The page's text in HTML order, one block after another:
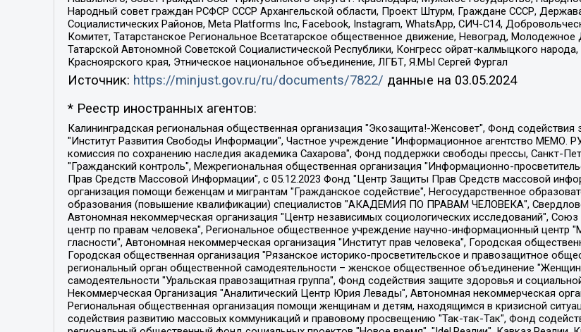
Народный совет граждан РСФСР СССР Архангельской области, Проект Штурм, Граждане СССР,
Социалистических Районов, Meta Platforms Inc, Facebook, Instagram, WhatsApp, СИЧ-С14,
Комитет, Татарстанское Региональное Всетатарское общественное движение, Невоград,
Татарской Автономной Советской Социалистической Республики, Конгресс ойрат-калмыцкого
Красноярского края, Этническое национальное объединение, ЛГБТ, Я.МЫ Сергей Фургал
Источник: https://minjust.gov.ru/ru/documents/7822/ данные на 03.05.2024
* Реестр иностранных агентов:
Калининградская региональная общественная организация "Экозащита!-Женсовет", Фонд содействия защите прав и свобод граждан "Общественный вердикт", Фонд "Институт Развития Свободы Информации", Частное учреждение "Информационное агентство МЕМО. РУ", Региональная общественная организация "Общественная комиссия по сохранению наследия академика Сахарова", Фонд поддержки свободы прессы, Санкт-Петербургская общественная правозащитная организация "Гражданский контроль", Межрегиональная общественная организация "Информационно-просветительский центр "Мемориал", Региональный Фонд "Центр Защиты Прав Средств Массовой Информации", с 05.12.2023 Фонд "Центр Защиты Прав Средств массовой информации", Региональная общественная благотворительная организация помощи беженцам и мигрантам "Гражданское содействие", Негосударственное образовательное учреждение дополнительного профессионального образования (повышение квалификации) специалистов "АКАДЕМИЯ ПО ПРАВАМ ЧЕЛОВЕКА", Свердловская региональная общественная организация "Сутяжник", Автономная некоммерческая организация "Центр независимых социологических исследований", Союз общественных объединений "Российский исследовательский центр по правам человека", Региональное общественное учреждение научно-информационный центр "МЕМОРИАЛ", Некоммерческая организация "Фонд защиты гласности", Автономная некоммерческая организация "Институт прав человека", Городская общественная организация "Екатеринбургское общество "МЕМОРИАЛ", Городская общественная организация "Рязанское историко-просветительское и правозащитное общество "Мемориал" (Рязанский Мемориал), Челябинский региональный орган общественной самодеятельности – женское общественное объединение "Женщины Евразии", Челябинский региональный орган общественной самодеятельности "Уральская правозащитная группа", Фонд содействия защите здоровья и социальной справедливости имени Андрея Рылькова, Автономная Некоммерческая Организация "Аналитический Центр Юрия Левады", Автономная некоммерческая организация социальной поддержки населения "Проект Апрель", Региональная общественная организация помощи женщинам и детям, находящимся в кризисной ситуации "Информационно-методический центр "Анна", Фонд содействия развитию массовых коммуникаций и правовому просвещению "Так-так-Так", Фонд содействия устойчивому развитию "Серебряная тайга", Свердловский региональный общественный фонд социальных проектов "Новое время", "Idel.Реалии", Кавказ.Реалии, Крым.Реалии, Телеканал Настоящее Время, Татаро-башкирская служба Радио Свобода (Azatliq Radiosi), Радио Свободная Европа/Радио Свобода (PCE/PC), "Сибирь.Реалии", "Фактограф", Благотворительный фонд помощи осужденным и их семьям, Автономная некоммерческая организация "Институт глобализации и социальных движений", Фонд "В защиту прав заключенных", Частное учреждение "Центр поддержки и содействия развитию средств массовой информации", Пензенский региональный общественный благотворительный фонд "Гражданский союз", "Север.Реалии", Некоммерческая организация Фонд "Правовая инициатива", Общество с ограниченной ответственностью "Радио Свободная Европа/Радио Свобода", Чешское информационное агентство "MEDIUM-ORIENT", Красноярская региональная общественная организация "Мы против СПИДа", Камалягин Денис Николаевич, Маркелов Сергей Евгеньевич, Пономарев Лев Александрович, Савицкая Людмила Алексеевна, Автономная некоммерческая организация "Центр по работе с проблемой насилия "НАСИЛИЮ.НЕТ", Межрегиональный профессиональный союз работников здравоохранения "Альянс врачей", Юридическое лицо, зарегистрированное в Латвийской Республике, SIA "Medusa Project" (регистрационный номер 40103797863, дата регистрации 10.06.2014), Некоммерческая организация "Фонд по борьбе с коррупцией", Автономная некоммерческая организация "Институт права и публичной политики", Баданин Роман Сергеевич, Гликин Максим Александрович, Железнова Мария Михайловна, Лукьянова Юлия Сергеевна, Маетная Елизавета Витальевна, Маняхин Петр Борисович, Чуракова Ольга Владимировна, Ярош Юлия Петровна, Юридическое лицо "The Insider SIA", зарегистрированное в Риге, Латвийская Республика (дата регистрации 26.06.2015), являющееся администратором доменного имени интернет-издания "The Insider SIA", https://theins.ru, Постернак Алексей Евгеньевич, Рубин Михаил Аркадьевич, Анин Роман Александрович, Юридическое лицо Istories fonds, зарегистрированное в Латвийской Республике (регистрационный номер 50008295751, дата регистрации 24.02.2020), Великовский Дмитрий Александрович, Долинина Ирина Николаевна, Мароховская Алеся Алексеевна, Шлейнов Роман Юрьевич, Шмагун Олеся Валентиновна, Общество с ограниченной ответственностью "Альтаир 2021", Общество с ограниченной ответственностью "Вега 2021", Общество с ограниченной ответственностью "Главный редактор 2021", Общество с ограниченной ответственностью "Ромашки монолит", Важенков Артем Валерьевич, Ивановская областная общественная организация "Центр гендерных исследований", Гурман Юрий Альбертович, Медиапроект "ОВД-Инфо", Егоров Владимир Владимирович, Жилинский Владимир Александрович, Общество с ограниченной ответственностью "ЗП", Иванова София Юрьевна, Карезина Инна Павловна, Кильтау Екатерина Викторовна, Петров Алексей Викторович, Пискунов Сергей Евгеньевич, Смирнов Сергей Сергеевич, Тихонов Михаил Сергеевич, Общество с ограниченной ответственностью "ЖУРНАЛИСТ-ИНОСТРАННЫЙ АГЕНТ", Арапова Галина Юрьевна, Вольтская Татьяна Анатольевна, Американская компания "Mason G.E.S. Anonymous Foundation" (США), являющаяся владельцем интернет-издания https://mnews.world/, Компания "Stichting Bellingcat", зарегистрированная в Нидерландах (дата регистрации 11.07.2018), Захаров Андрей Вячеславович, Клепиковская Екатерина Дмитриевна, Общество с ограниченной ответственностью "МЕМО", Перл Роман Александрович, Симонов Евгений Алексеевич, Соловьева Елена Анатольевна, Сотников Даниил Владимирович, Сурначева Елизавета Дмитриевна, Автономная некоммерческая организация по защите прав человека и информированию населения "Якутия – Наше Мнение", Общество с ограниченной ответственностью "Москоу диджитал медиа", с 26.01.2023 Общество с ограниченной ответственностью "Чайка Белые сады",